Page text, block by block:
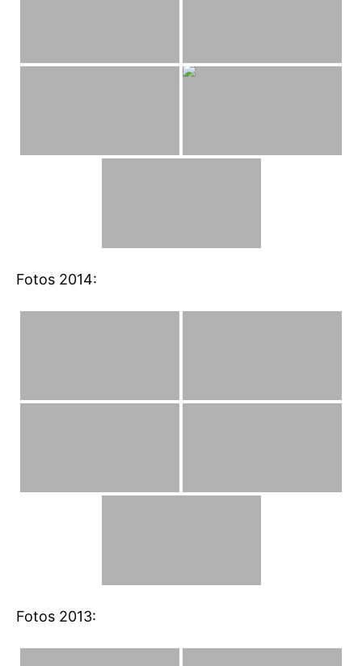
Fotos 2014:
Fotos 2013: